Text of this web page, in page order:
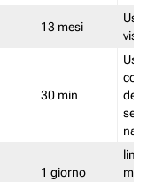
13 mesi
30 min
1 giorno